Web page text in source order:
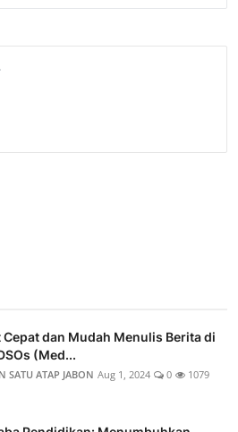
Cepat dan Mudah Menulis Berita di
(Med...
SATU ATAP JABON Aug 1, 2024 0 1079